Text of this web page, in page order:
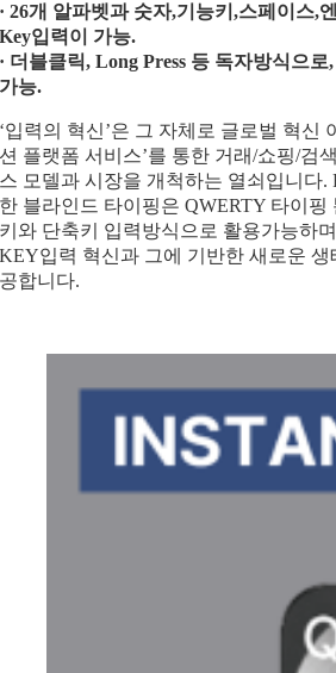
· 26개 알파벳과 숫자,기능키,스페이스,
Key입력이 가능.
· 더블클릭, Long Press 등 독자방식으
가능.
‘입력의 혁신’은 그 자체로 글로벌 혁신
션 플랫폼 서비스’를 통한 거래/쇼핑/검
스 모델과 시장을 개척하는 열쇠입니다.
한 블라인드 타이핑은 QWERTY 타이핑
키와 단축키 입력방식으로 활용가능하
KEY입력 혁신과 그에 기반한 새로운 생
공합니다.